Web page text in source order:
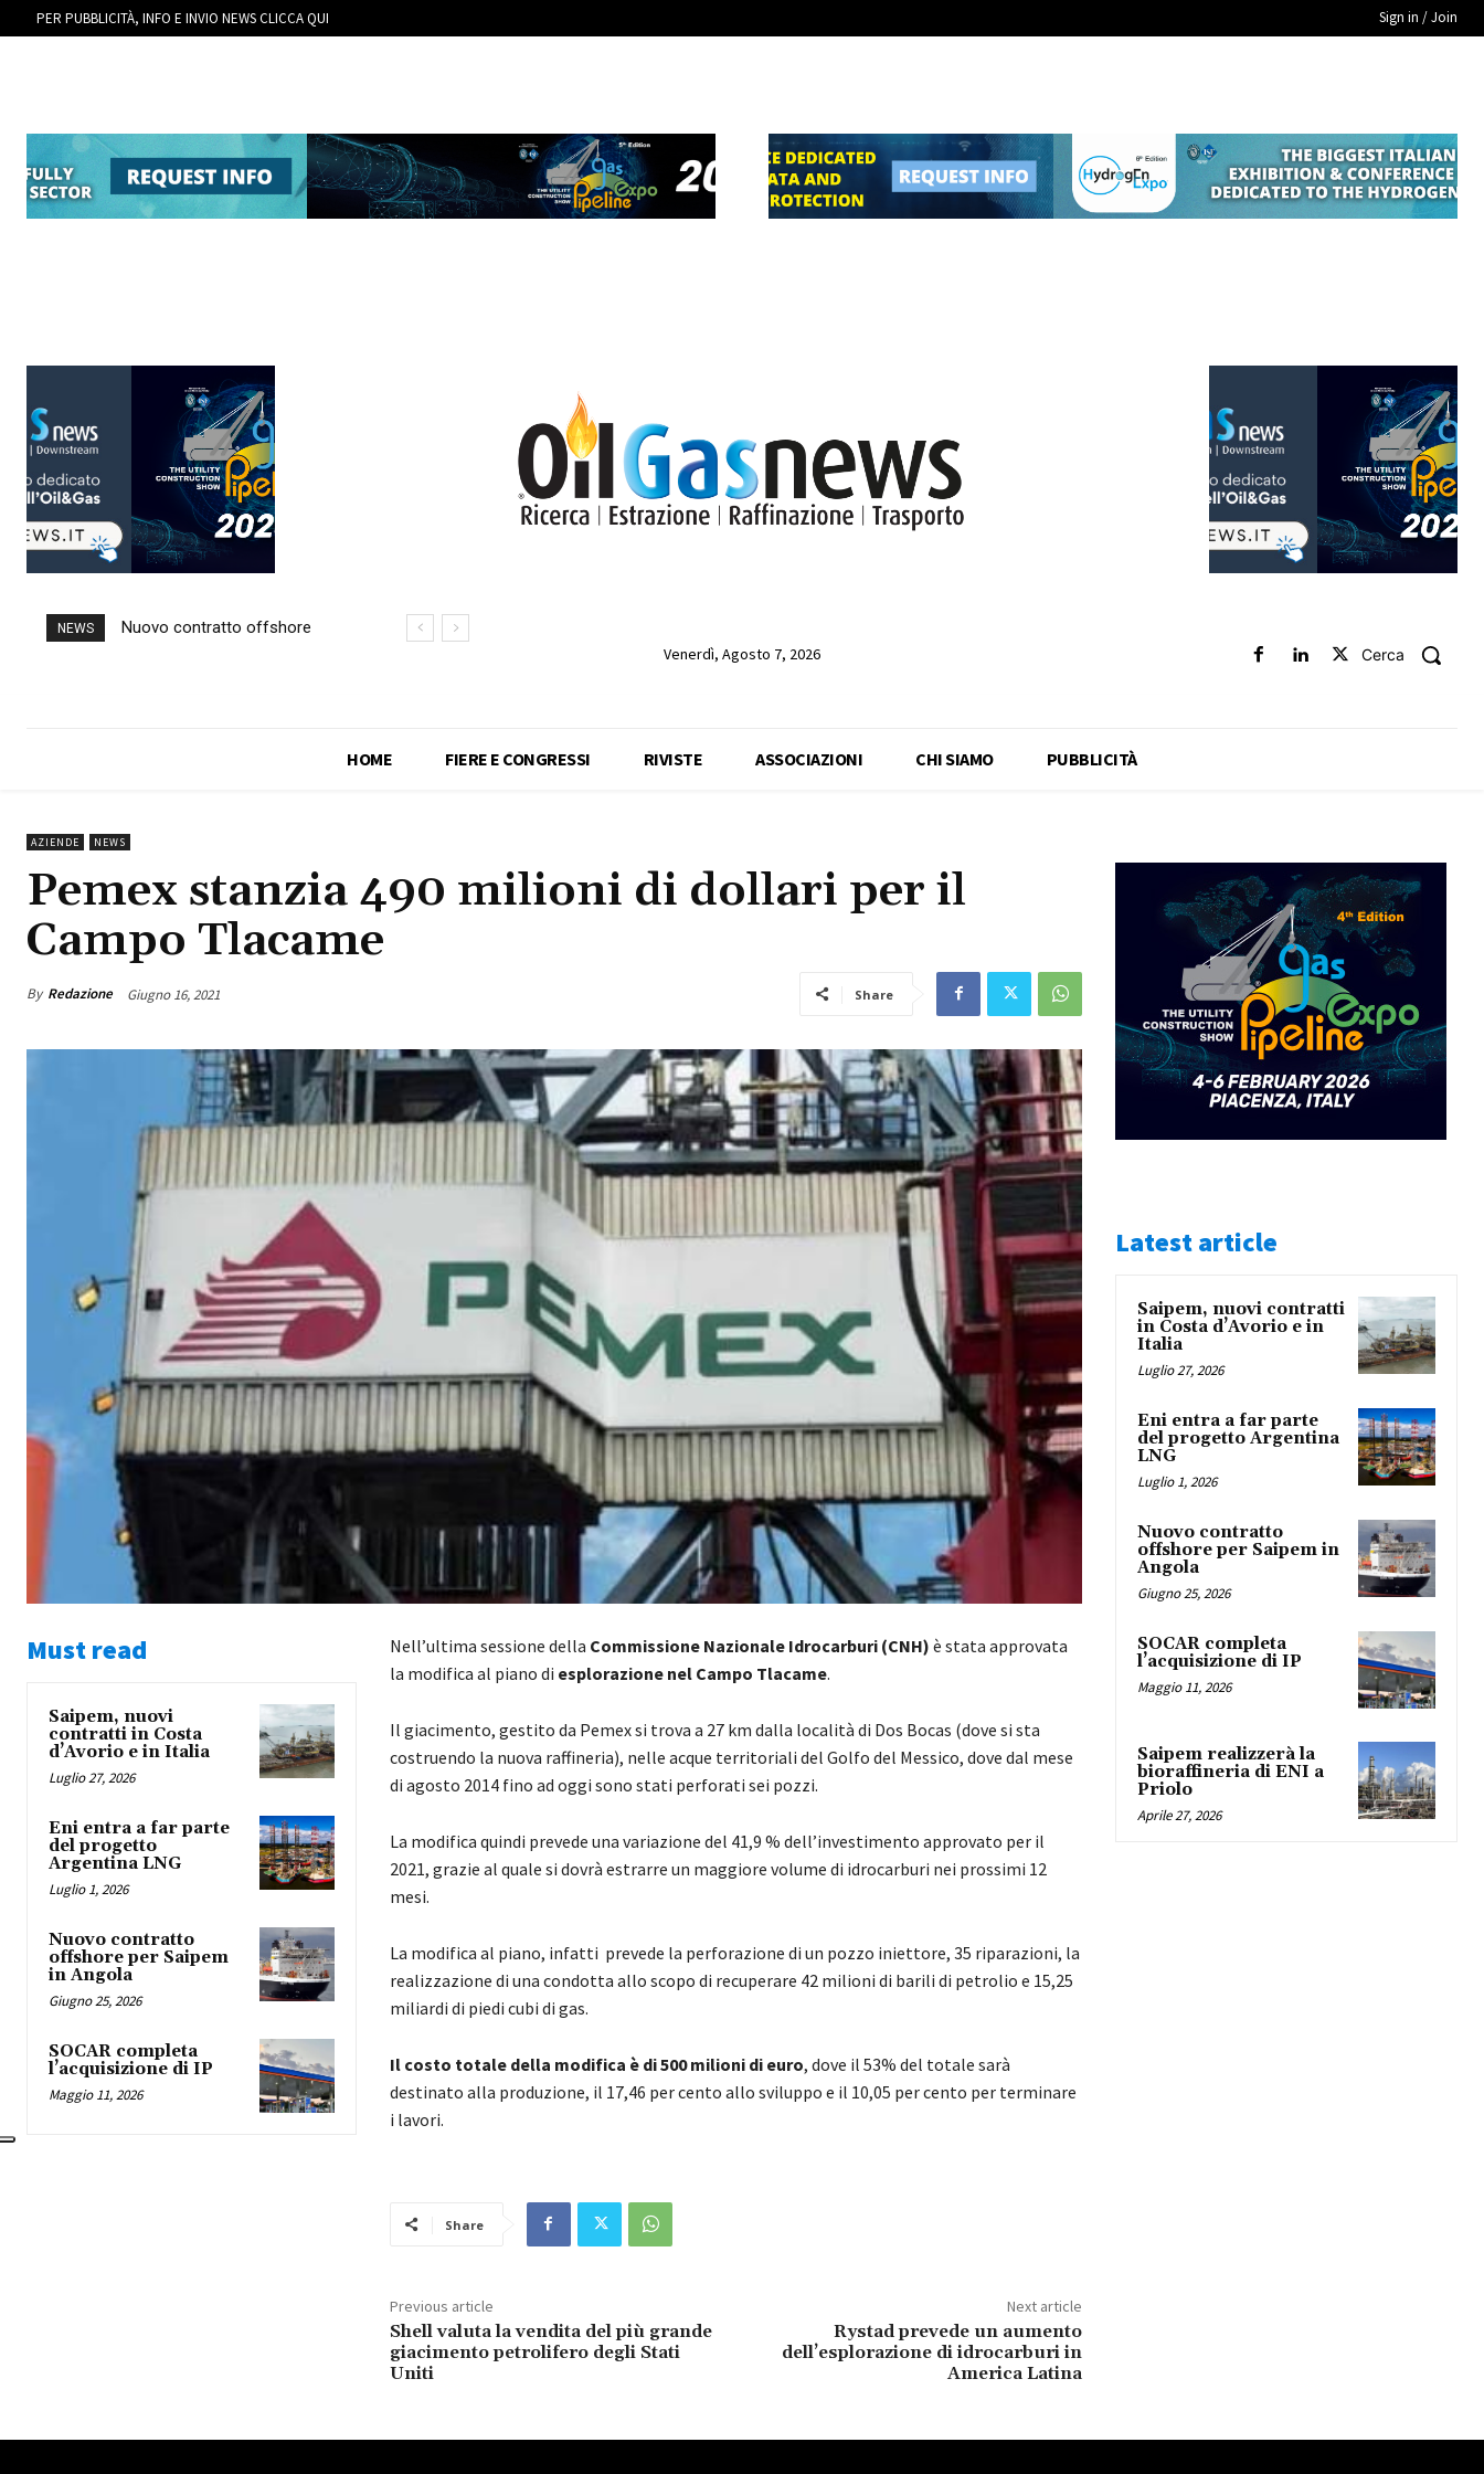
PER PUBBLICITÀ, INFO E INVIO NEWS CLICCA QUI Sign in / Join
NEWS
Nuovo contratto offshore
Venerdì, Agosto 7, 2026 Cerca
HOME FIERE E CONGRESSI RIVISTE ASSOCIAZIONI CHI SIAMO PUBBLICITÀ
AZIENDE NEWS
Pemex stanzia 490 milioni di dollari per il
Campo Tlacame
By Redazione Giugno 16, 2021 Share
Must read
Saipem, nuovi
contratti in Costa
d’Avorio e in Italia
Luglio 27, 2026
Eni entra a far parte
del progetto
Argentina LNG
Luglio 1, 2026
Nuovo contratto
offshore per Saipem
in Angola
Giugno 25, 2026
SOCAR completa
l’acquisizione di IP
Maggio 11, 2026
Nell’ultima sessione della Commissione Nazionale Idrocarburi (CNH) è stata approvata
la modifica al piano di esplorazione nel Campo Tlacame.
Il giacimento, gestito da Pemex si trova a 27 km dalla località di Dos Bocas (dove si sta
costruendo la nuova raffineria), nelle acque territoriali del Golfo del Messico, dove dal mese
di agosto 2014 fino ad oggi sono stati perforati sei pozzi.
La modifica quindi prevede una variazione del 41,9 % dell’investimento approvato per il
2021, grazie al quale si dovrà estrarre un maggiore volume di idrocarburi nei prossimi 12
mesi.
La modifica al piano, infatti prevede la perforazione di un pozzo iniettore, 35 riparazioni, la
realizzazione di una condotta allo scopo di recuperare 42 milioni di barili di petrolio e 15,25
miliardi di piedi cubi di gas.
Il costo totale della modifica è di 500 milioni di euro, dove il 53% del totale sarà
destinato alla produzione, il 17,46 per cento allo sviluppo e il 10,05 per cento per terminare
i lavori.
Share
Previous article
Shell valuta la vendita del più grande
giacimento petrolifero degli Stati
Uniti
Next article
Rystad prevede un aumento
dell’esplorazione di idrocarburi in
America Latina
Latest article
Saipem, nuovi contratti
in Costa d’Avorio e in
Italia
Luglio 27, 2026
Eni entra a far parte
del progetto Argentina
LNG
Luglio 1, 2026
Nuovo contratto
offshore per Saipem in
Angola
Giugno 25, 2026
SOCAR completa
l’acquisizione di IP
Maggio 11, 2026
Saipem realizzerà la
bioraffineria di ENI a
Priolo
Aprile 27, 2026